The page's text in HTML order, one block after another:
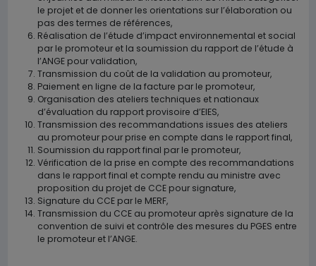
le projet et de donner les orientations sur l’élaboration ou
pas des termes de références,
Réalisation de l’étude d’impact environnemental et social
par le promoteur et la soumission du rapport de l’étude à
l’ANGE pour validation,
Transmission du coût de la validation au promoteur,
Paiement en ligne de la facture par le promoteur,
Organisation des ateliers techniques et nationaux
d’évaluation du rapport provisoire d’EIES,
Transmission des recommandations issues des ateliers
au promoteur pour prise en compte dans le rapport final,
Soumission du rapport final par le promoteur,
Vérification de la prise en compte des recommandations
dans le rapport final et compte rendu au ministre avec
proposition du projet de CCE pour signature,
Signature du CCE par le MERF,
Transmission du CCE au promoteur après signature de la
convention de suivi et contrôle des mesures du PGES entre
le promoteur et l’ANGE.